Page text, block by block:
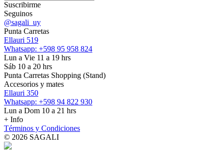
Suscribirme
Seguinos
@sagali_uy
Punta Carretas
Ellauri 519
Whatsapp: +598 95 958 824
Lun a Vie 11 a 19 hrs
Sáb 10 a 20 hrs
Punta Carretas Shopping (Stand)
Accesorios y mates
Ellauri 350
Whatsapp: +598 94 822 930
Lun a Dom 10 a 21 hrs
+ Info
Términos y Condiciones
© 2026 SAGALI